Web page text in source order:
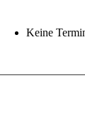
Keine